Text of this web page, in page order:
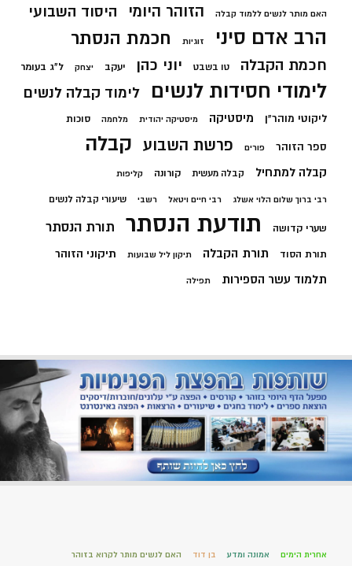
האם מותר לנשים ללמוד קבלה הזוהר היומי היסוד השבועי
הרב אדם סיני זוגיות חכמת הנסתר
חכמת הקבלה טו בשבט יוני כהן יעקב יצחק ל"ג בעומר
לימודי חסידות לנשים לימוד קבלה לנשים
ליקוטי מוהר"ן מיסטיקה מיסטיקה יהודית מלחמה סוכות
ספר הזוהר פורים פרשת השבוע קבלה
קבלה למתחיל קבלה מעשית קורונה קליפות
רבי ברוך שלום הלוי אשלג רבי חיים ויטאל רשבי שיעורי קבלה לנשים
שערי קדושה תודעת הנסתר תורת הנסתר
תורת הסוד תורת הקבלה תיקון ליל שבועות תיקוני הזוהר
תלמוד עשר הספירות תפילה
אחרית הימים אמונה ומדע בן דוד האם לנשים מותר לקרוא בזוהר